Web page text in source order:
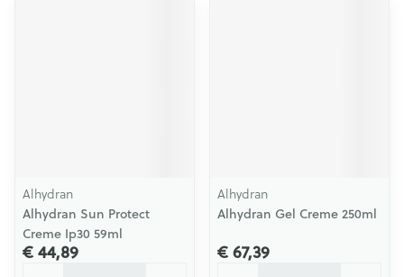
Alhydran
Alhydran Sun Protect
Creme Ip30 59ml
€ 44,89
Alhydran
Alhydran Gel Creme 250ml
€ 67,39